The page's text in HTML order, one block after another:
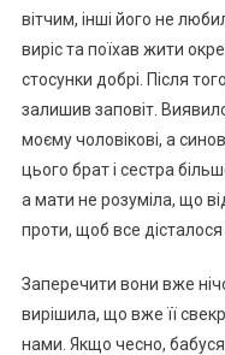
вітчим, інші його не
виріс та поїхав жити
стосунки добрі. Після
залишив заповіт.
моєму чоловікові, а
цього брат і сестра
а мати не розуміла, що
проти, щоб все дісталося
Заперечити вони вже
вирішила, що вже її
нами. Якщо чесно,